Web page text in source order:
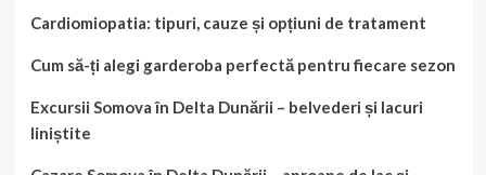
Cardiomiopatia: tipuri, cauze și opțiuni de tratament
Cum să-ți alegi garderoba perfectă pentru fiecare sezon
Excursii Somova în Delta Dunării – belvederi și lacuri
liniștite